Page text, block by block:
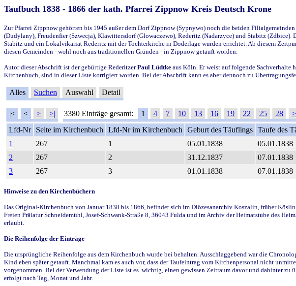
Taufbuch 1838 - 1866 der kath. Pfarrei Zippnow Kreis Deutsch Krone
Zur Pfarrei Zippnow gehörten bis 1945 außer dem Dorf Zippnow (Sypnywo) noch die beiden
(Dudylany), Freudenfier (Szwecja), Klawittersdorf (Glowaczewo), Rederitz (Nadarzyce) und Stabitz
Stabitz und ein Lokalvikariat Rederitz mit der Tochterkirche in Doderlage wurden errichtet. Ab diesem
diesen Gemeinden - wohl noch aus traditionellen Gründen - in Zippnow getauft worden.
Autor dieser Abschrift ist der gebürtige RederitzerPaul Lüdtke aus Köln. Er weist auf folgende
Kirchenbuch, sind in dieser Liste korrigiert worden. Bei der Abschrift kann es aber dennoch zu
Alles Suchen Auswahl Detail
|< < > >| 3380 Einträge gesamt: 1 4 7 10 13 16 19 22 25 28
Lfd-Nr
Seite im Kirchenbuch Lfd-Nr im Kirchenbuch Geburt des Täuflings Taufe des
1
267 1 05.01.1838 05.01.1838
2
267 2 31.12.1837 07.01.1838
3
267 3 01.01.1838 07.01.1838
Hinweise zu den Kirchenbüchern
Das Original-Kirchenbuch von Januar 1838 bis 1866, befindet sich im Diözesanarchiv Koszalin, früher
Freien Prälatur Schneidemühl, Josef-Schwank-Straße 8, 36043 Fulda und im Archiv der Heimatstube des
erlaubt.
Die Reihenfolge der Einträge
Die ursprüngliche Reihenfolge aus dem Kirchenbuch wurde bei behalten. Ausschlaggebend war die
Kind eben später getauft. Manchmal kam es auch vor, dass der Taufeintrag vom Kirchenpersonal nicht
vorgenommen. Bei der Verwendung der Liste ist es wichtig, einen gewissen Zeitraum davor und dahinter
erfolgt nach Tag, Monat und Jahr.